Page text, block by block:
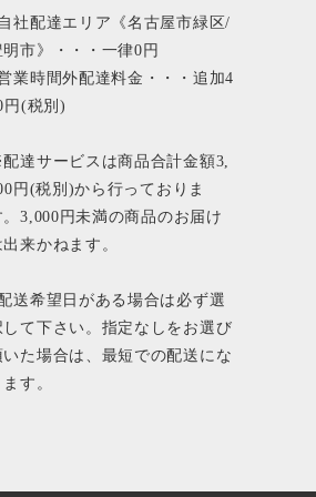
社配達エリア《名古屋市緑区/
明市》・・・一律0円
業時間外配達料金・・・追加4
円(税別)
達サービスは商品合計金額3,
円(税別)から行っておりま
。3,000円未満の商品のお届け
出来かねます。
送希望日がある場合は必ず選
して下さい。指定なしをお選び
いた場合は、最短での配送にな
す。